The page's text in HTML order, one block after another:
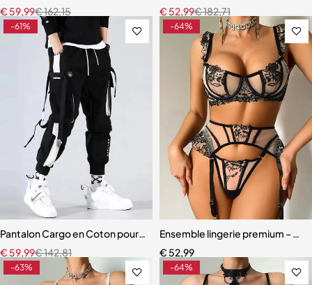
€162,15
€ 59,99
€182,71
€ 52,99
-61%
Pantalon Cargo en Coton pour Homme et Femme
€142,81
€ 59,99
-64%
Ensemble lingerie premium –
€ 52,99
-63% -64%